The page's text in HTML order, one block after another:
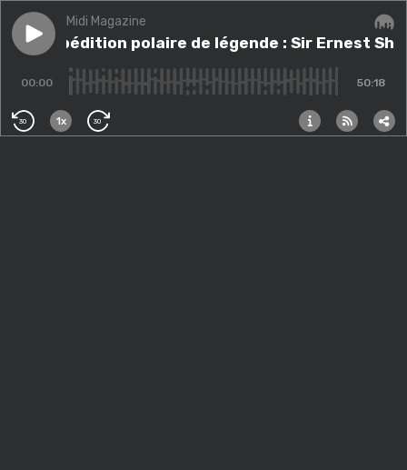
Play episodeUne expédition polaire de légende : Sir Ernest
Midi Magazine
Une expédition polaire de légende : Sir Ernest
00:00 50:18
30 1x 30